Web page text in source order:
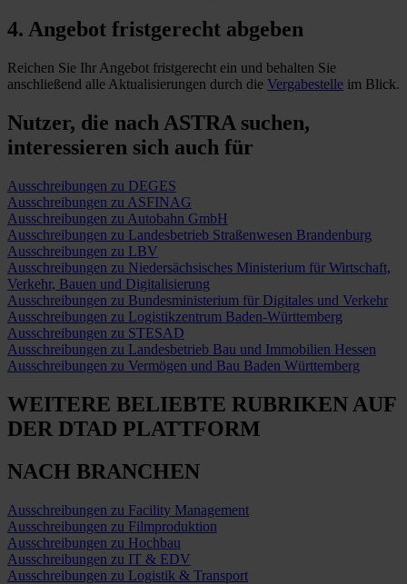
4. Angebot fristgerecht abgeben
Reichen Sie Ihr Angebot fristgerecht ein und behalten Sie
anschließend alle Aktualisierungen durch die Vergabestelle im Blick.
Nutzer, die nach ASTRA suchen,
interessieren sich auch für
Ausschreibungen zu DEGES
Ausschreibungen zu ASFINAG
Ausschreibungen zu Autobahn GmbH
Ausschreibungen zu Landesbetrieb Straßenwesen Brandenburg
Ausschreibungen zu LBV
Ausschreibungen zu Niedersächsisches Ministerium für Wirtschaft,
Verkehr, Bauen und Digitalisierung
Ausschreibungen zu Bundesministerium für Digitales und Verkehr
Ausschreibungen zu Logistikzentrum Baden-Württemberg
Ausschreibungen zu STESAD
Ausschreibungen zu Landesbetrieb Bau und Immobilien Hessen
Ausschreibungen zu Vermögen und Bau Baden Württemberg
WEITERE BELIEBTE RUBRIKEN AUF
DER DTAD PLATTFORM
NACH BRANCHEN
Ausschreibungen zu Facility Management
Ausschreibungen zu Filmproduktion
Ausschreibungen zu Hochbau
Ausschreibungen zu IT & EDV
Ausschreibungen zu Logistik & Transport